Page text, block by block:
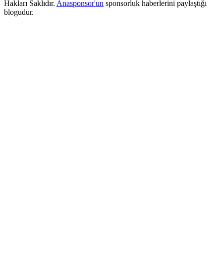
Hakları Saklıdır. Anasponsor'un sponsorluk haberlerini paylaştığı
blogudur.